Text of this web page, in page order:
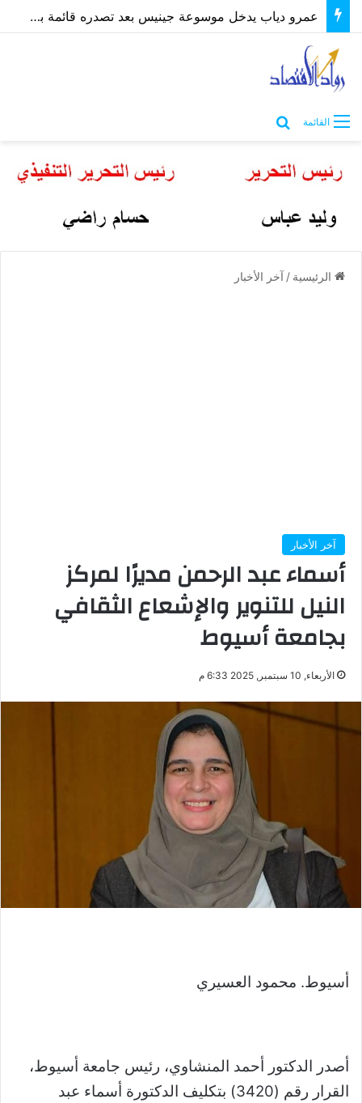
عمرو دياب يدخل موسوعة جينيس بعد تصدره قائمة بيلبورد عربية لـ68 أسبوعًا
القائمة
الرئيسية / آخر الأخبار
آخر الأخبار
أسماء عبد الرحمن مديرًا لمركز
النيل للتنوير والإشعاع الثقافي
بجامعة أسيوط
الأربعاء, 10 سبتمبر, 2025 6:33 م
أسيوط. محمود العسيري
أصدر الدكتور أحمد المنشاوي، رئيس جامعة أسيوط،
القرار رقم (3420) بتكليف الدكتورة أسماء عبد